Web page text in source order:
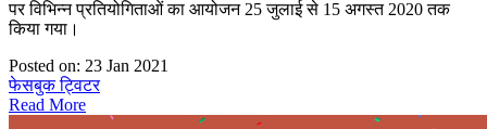
पर विभिन्न प्रतियोगिताओं का आयोजन 25 जुलाई से 15 अगस्त 2020 तक
किया गया।
Posted on: 23 Jan 2021
फेसबुकट्विटर
Read More